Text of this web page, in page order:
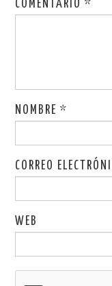
COMENTARIO*
NOMBRE*
CORREO
WEB